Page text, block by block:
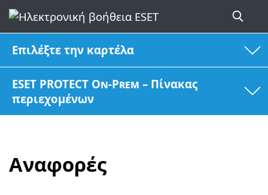
Επιλέξτε την καρτέλα
ESET PROTECT On-Prem – Πίνακας
περιεχομένων
Αναφορές